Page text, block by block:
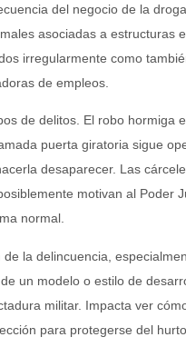
del negocio de la
asociadas a estructuras
irregularmente como
de empleos.
de delitos. El robo hormiga
puerta giratoria sigue
desaparecer. Las
motivan al Poder
normal.
la delincuencia,
un modelo o estilo de
militar. Impacta ver
para protegerse del